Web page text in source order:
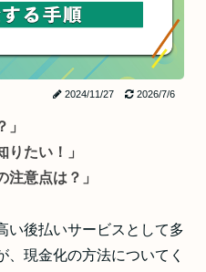
2024/11/27 2026/7/6
りたい！」
注意点は？」
い後払いサービスとして多
、現金化の方法についてく